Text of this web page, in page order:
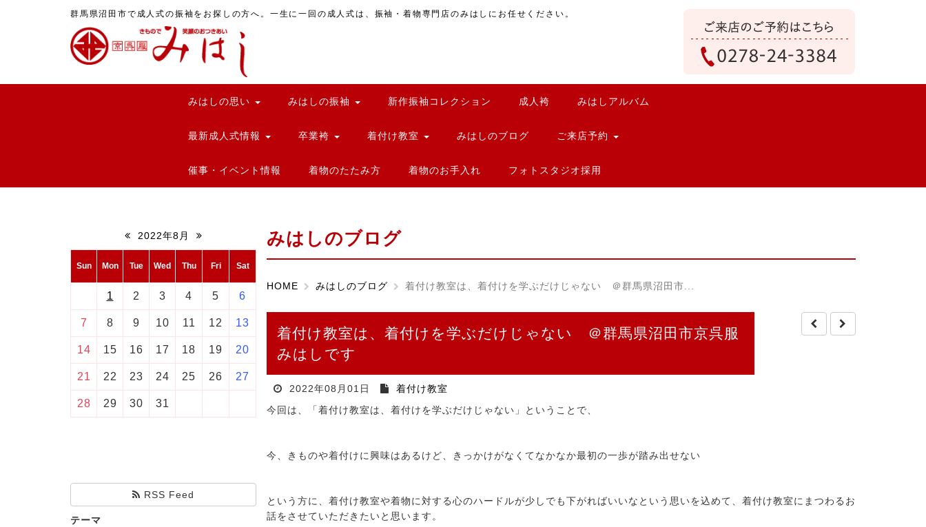
群馬県沼田市で成人式の振袖をお探しの方へ。一生に一回の成人式は、振袖・着物専門店のみはしにお任せください。
みはしの思い みはしの振袖 新作振袖コレクション 成人袴 みはしアルバム
最新成人式情報 卒業袴 着付け教室 みはしのブログ ご来店予約
催事・イベント情報 着物のたたみ方 着物のお手入れ フォトスタジオ採用
2022年8月
Sun Mon Tue Wed Thu Fri Sat
1 2 3 4 5 6
7 8 9 10 11 12 13
14 15 16 17 18 19 20
21 22 23 24 25 26 27
28 29 30 31
RSS Feed
テーマ
みはしのブログ
HOME みはしのブログ 着付け教室は、着付けを学ぶだけじゃない ＠群馬県沼田市...
着付け教室は、着付けを学ぶだけじゃない ＠群馬県沼田市京呉服
みはしです
2022年08月01日
着付け教室
今回は、「着付け教室は、着付けを学ぶだけじゃない」ということで、
今、きものや着付けに興味はあるけど、きっかけがなくてなかなか最初の一歩が踏み出せない
という方に、着付け教室や着物に対する心のハードルが少しでも下がればいいなという思いを込めて、着付け教室にまつわるお
話をさせていただきたいと思います。